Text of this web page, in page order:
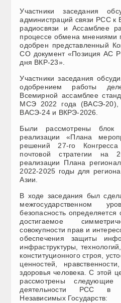
Участники заседания
администраций связи РСС к
радиосвязи и Ассамблее
процессе обмена мнениями
одобрен представленный
СО документ «Позиция АС
дня ВКР-23».
Участники заседания
одобрением работы
Всемирной ассамблее
МСЭ 2022 года (ВАСЭ-20),
ВАСЭ-24 и ВКРЭ-2026.
Были рассмотрены блок
реализации «Плана
решений 27-го
почтовой стратегии
реализации Плана
2022-2025 годы для
Азии.
В ходе заседания был
межгосударственном
безопасность определяется
достигаемое
совокупности прав и
обеспечения защиты
инфраструктуры,
конституционного строя,
ценностей,
здоровья человека. С этой
рассмотрены следующие
деятельности РСС в
Независимых Государств: